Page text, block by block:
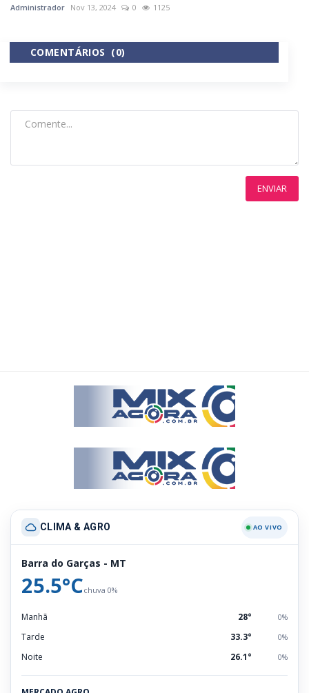
Administrador Nov 13, 2024 0 1125
COMENTÁRIOS (0)
ENVIAR
CLIMA & AGRO AO VIVO
Barra do Garças - MT
25.5°Cchuva 0%
Manhã 28° 0%
Tarde 33.3° 0%
Noite 26.1° 0%